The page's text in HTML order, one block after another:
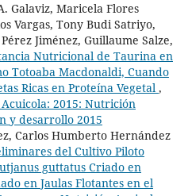
Galaviz, Maricela Flores
Vargas, Tony Budi Satriyo,
Jiménez, Guillaume Salze,
Nutricional de Taurina en
Totoaba Macdonaldi, Cuando
Ricas en Proteína Vegetal ,
2015: Nutrición
y desarrollo 2015
Carlos Humberto Hernández
del Cultivo Piloto
guttatus Criado en
en Jaulas Flotantes en el